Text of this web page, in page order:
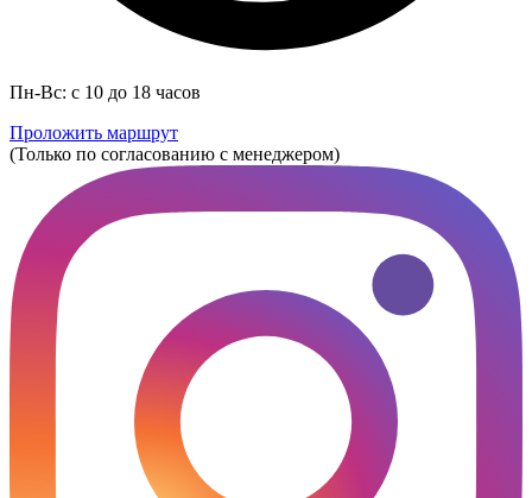
Пн-Вс: с 10 до 18 часов
Проложить маршрут
(Только по согласованию с менеджером)